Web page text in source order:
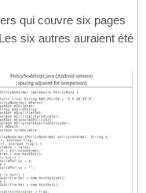
qui couvre six pages
six autres auraient été